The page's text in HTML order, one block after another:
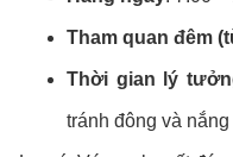
Tham quan đêm
Thời gian lý
tránh đông và nắng